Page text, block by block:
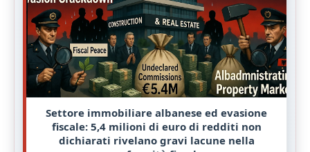
Settore immobiliare albanese ed evasione
fiscale: 5,4 milioni di euro di redditi non
dichiarati rivelano gravi lacune nella